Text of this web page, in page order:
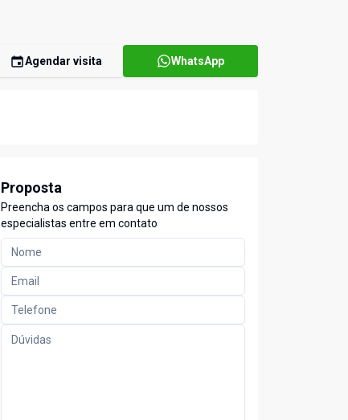
Agendar visita WhatsApp
Proposta
Preencha os campos para que um de nossos
especialistas entre em contato